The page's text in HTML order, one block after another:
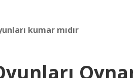
kumar mıdır